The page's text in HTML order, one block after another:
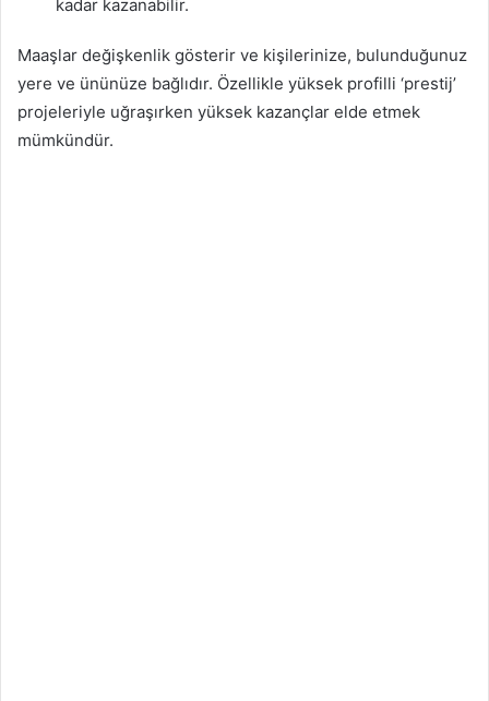
kadar kazanabilir.
Maaşlar değişkenlik gösterir ve kişilerinize, bulunduğunuz
yere ve ününüze bağlıdır. Özellikle yüksek profilli ‘prestij’
projeleriyle uğraşırken yüksek kazançlar elde etmek
mümkündür.